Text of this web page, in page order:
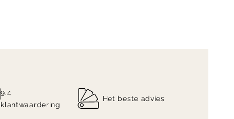
9.4
klantwaardering
Het beste advies